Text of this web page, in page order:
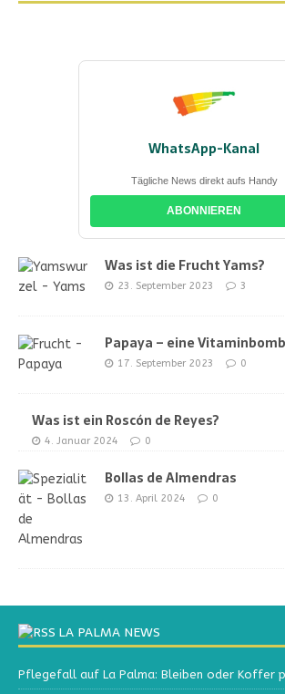
WhatsApp-Kanal
Tägliche News direkt aufs Handy
ABONNIEREN
Was ist die Frucht Yams?
23. September 2023 3
Papaya – eine
17. September 2023 0
Was ist ein Roscón de Reyes?
4. Januar 2024 0
Bollas de Almendras
13. April 2024 0
LA PALMA NEWS
Pflegefall auf La Palma: Bleiben oder Koffer